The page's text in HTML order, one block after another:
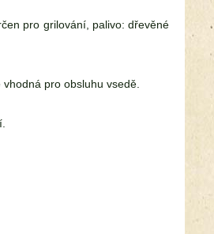
pro grilování, palivo: dřevěné
pro obsluhu vsedě.